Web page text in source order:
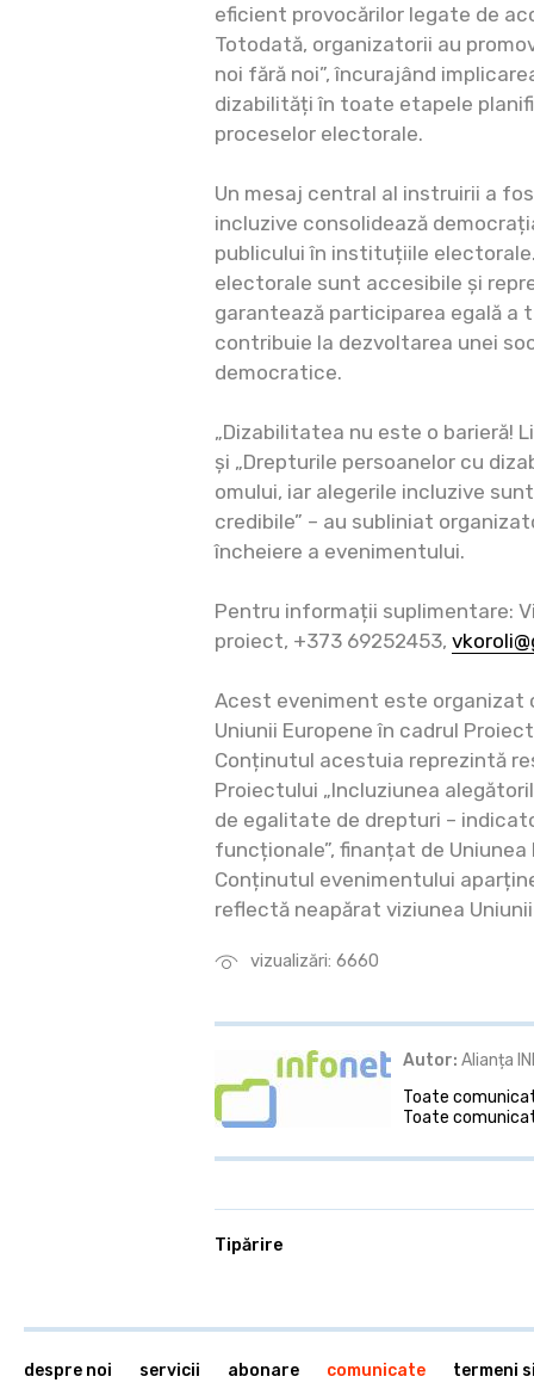
vizualizări: 6660
eficient provocărilor legate de
Totodată, organizatorii au
noi fără noi”, încurajând
dizabilități în toate etapele
proceselor electorale.
Un mesaj central al instruirii a
incluzive consolidează
publicului în instituțiile
electorale sunt accesibile și
garantează participarea egală a
contribuie la dezvoltarea unei
democratice.
„Dizabilitatea nu este o barieră!
și „Drepturile persoanelor cu
omului, iar alegerile incluzive
credibile” – au subliniat
încheiere a evenimentului.
Pentru informații suplimentare:
proiect, +373 69252453,
Acest eveniment este organizat
Uniunii Europene în cadrul
Conținutul acestuia reprezintă
Proiectului „Incluziunea
de egalitate de drepturi –
funcționale”, finanțat de Uniunea
Conținutul evenimentului
reflectă neapărat viziunea
Autor: Alianța
Toate
Toate
Tipărire
despre noi servicii abonare comunicate termeni